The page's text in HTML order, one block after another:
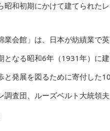
昭和初期にかけて建てられた
業会館」は、日本が紡績業で
となる昭和6年（1931年）に
と発展を図るために寄付した
調査団、ルーズベルト大統領